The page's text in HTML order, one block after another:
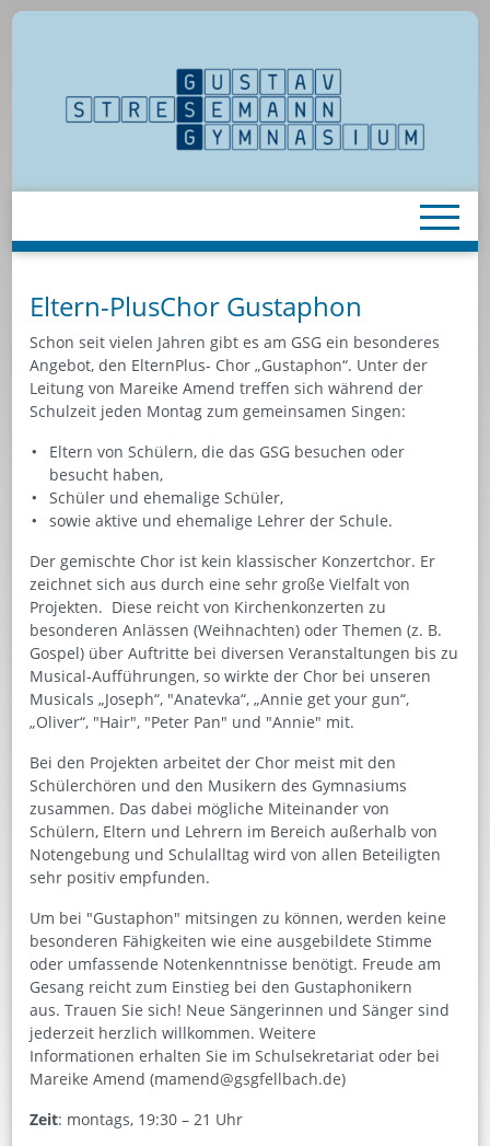
Eltern-PlusChor Gustaphon
Schon seit vielen Jahren gibt es am GSG ein besonderes
Angebot, den ElternPlus- Chor „Gustaphon“. Unter der
Leitung von Mareike Amend treffen sich während der
Schulzeit jeden Montag zum gemeinsamen Singen:
Eltern von Schülern, die das GSG besuchen oder
besucht haben,
Schüler und ehemalige Schüler,
sowie aktive und ehemalige Lehrer der Schule.
Der gemischte Chor ist kein klassischer Konzertchor. Er
zeichnet sich aus durch eine sehr große Vielfalt von
Projekten. Diese reicht von Kirchenkonzerten zu
besonderen Anlässen (Weihnachten) oder Themen (z. B.
Gospel) über Auftritte bei diversen Veranstaltungen bis zu
Musical-Aufführungen, so wirkte der Chor bei unseren
Musicals „Joseph“, "Anatevka“, „Annie get your gun“,
„Oliver“, "Hair", "Peter Pan" und "Annie" mit.
Bei den Projekten arbeitet der Chor meist mit den
Schülerchören und den Musikern des Gymnasiums
zusammen. Das dabei mögliche Miteinander von
Schülern, Eltern und Lehrern im Bereich außerhalb von
Notengebung und Schulalltag wird von allen Beteiligten
sehr positiv empfunden.
Um bei "Gustaphon" mitsingen zu können, werden keine
besonderen Fähigkeiten wie eine ausgebildete Stimme
oder umfassende Notenkenntnisse benötigt. Freude am
Gesang reicht zum Einstieg bei den Gustaphonikern
aus. Trauen Sie sich! Neue Sängerinnen und Sänger sind
jederzeit herzlich willkommen. Weitere
Informationen erhalten Sie im Schulsekretariat oder bei
Mareike Amend (mamend@gsgfellbach.de)
Zeit: montags, 19:30 – 21 Uhr